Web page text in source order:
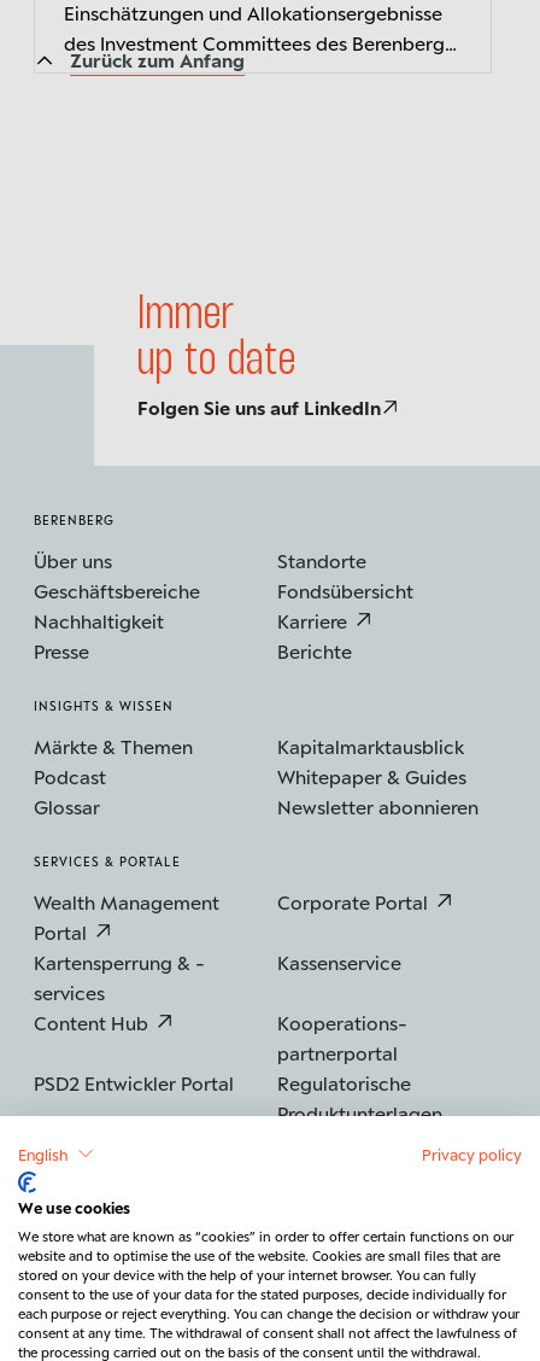
Einschätzungen und Allokationsergebnisse
des Investment Committees des Berenberg
Wealth and Asset Management kompakt
Immer
up to date
Folgen Sie uns auf LinkedIn
Zurück zum Anfang
BERENBERG
Über uns
Standorte
Geschäftsbereiche
Fondsübersicht
Nachhaltigkeit
Karriere
Presse
Berichte
INSIGHTS & WISSEN
Märkte & Themen
Kapitalmarktausblick
Podcast
Whitepaper & Guides
Glossar
Newsletter abonnieren
SERVICES & PORTALE
Wealth Management
Portal
Corporate Portal
Kartensperrung & -
services
Kassenservice
Content Hub
Kooperations­
partnerportal
PSD2 Entwickler Portal
Regulatorische
Produktunterlagen
Datenschutz Sicherheit Barrierefreiheit
Rechtliches & Regulatorik
Vertrag widerrufen Kontakt
English Privacy policy
We use cookies
We store what are known as “cookies” in order to offer certain functions on our
website and to optimise the use of the website. Cookies are small files that are
stored on your device with the help of your internet browser. You can fully
consent to the use of your data for the stated purposes, decide individually for
each purpose or reject everything. You can change the decision or withdraw your
consent at any time. The withdrawal of consent shall not affect the lawfulness of
the processing carried out on the basis of the consent until the withdrawal.